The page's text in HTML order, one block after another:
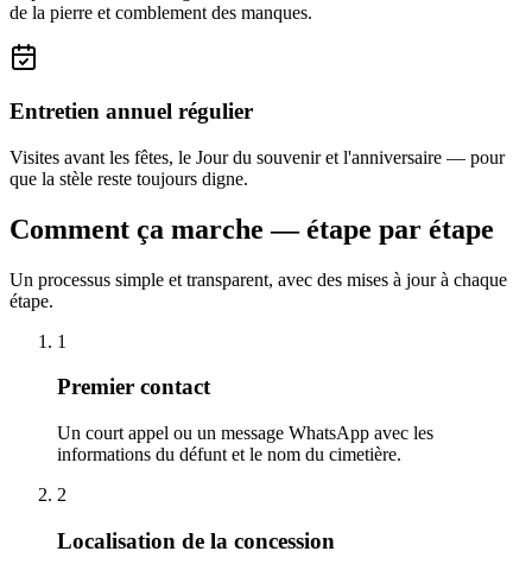
de la pierre et comblement des manques.
Entretien annuel régulier
Visites avant les fêtes, le Jour du souvenir et l'anniversaire — pour
que la stèle reste toujours digne.
Comment ça marche — étape par étape
Un processus simple et transparent, avec des mises à jour à chaque
étape.
1
Premier contact
Un court appel ou un message WhatsApp avec les
informations du défunt et le nom du cimetière.
2
Localisation de la concession